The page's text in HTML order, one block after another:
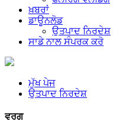
ਖ਼ਬਰਾਂ
ਡਾਊਨਲੋਡ
ਉਤਪਾਦ ਨਿਰਦੇਸ਼
ਸਾਡੇ ਨਾਲ ਸੰਪਰਕ ਕਰੋ
ਮੁੱਖ ਪੇਜ
ਉਤਪਾਦ ਨਿਰਦੇਸ਼
ਵਰਗ